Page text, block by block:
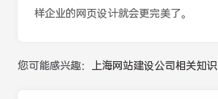
样企业的网页设计就会更完美了。
您可能感兴趣： 上海网站建设公司相关知识